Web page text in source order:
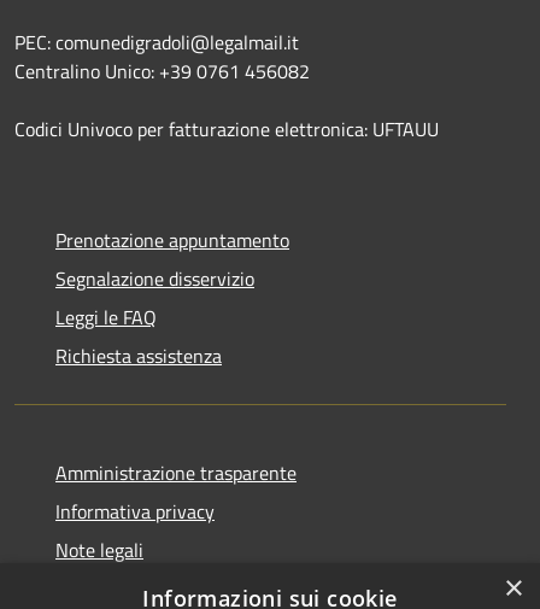
PEC: comunedigradoli@legalmail.it
Centralino Unico: +39 0761 456082
Codici Univoco per fatturazione elettronica: UFTAUU
Prenotazione appuntamento
Segnalazione disservizio
Leggi le FAQ
Richiesta assistenza
Amministrazione trasparente
Informativa privacy
Note legali
Dichiarazione di accessibilità
×
Informazioni sui cookie